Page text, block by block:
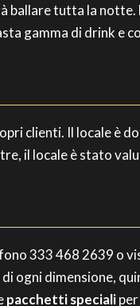
ballare tutta la notte.
gamma di drink e
clienti. Il locale è
il locale è stato
333 468 2639 o
ogni dimensione,
pacchetti speciali